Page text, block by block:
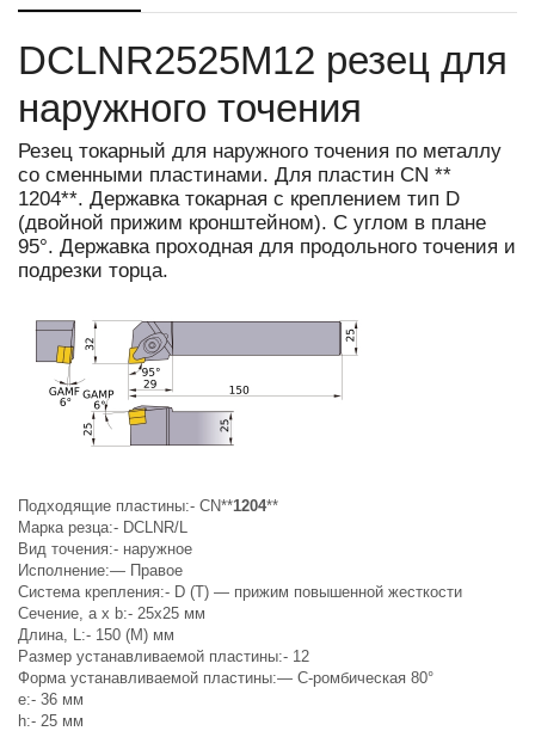
DCLNR2525M12 резец для
наружного точения
Резец токарный для наружного точения по металлу
со сменными пластинами. Для пластин CN **
1204**. Державка токарная с креплением тип D
(двойной прижим кронштейном). С углом в плане
95°. Державка проходная для продольного точения и
подрезки торца.
Подходящие пластины:- CN**1204**
Марка резца:- DCLNR/L
Вид точения:- наружное
Исполнение:— Правое
Система крепления:- D (T) — прижим повышенной жесткости
Сечение, a x b:- 25х25 мм
Длина, L:- 150 (M) мм
Размер устанавливаемой пластины:- 12
Форма устанавливаемой пластины:— C-ромбическая 80°
e:- 36 мм
h:- 25 мм